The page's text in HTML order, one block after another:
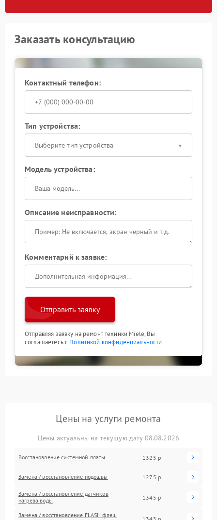
Заказать консультацию
Контактный телефон:
Тип устройства:
Выберите тип устройства
Модель устройства:
Описание неисправности:
Комментарий к заявке:
Отправить заявку
Отправляя заявку на ремонт техники Miele, Вы
соглашаетесь с Политикой конфиденциальности
Цены на услуги ремонта
Цены актуальны на текущую дату 08.08.2026
Восстановление системной платы 1325 р
Замена / восстановление подошвы 1275 р
Замена / восстановление датчиков
нагрева воды
1345 р
Замена / восстановление FLASH флеш
1345 р